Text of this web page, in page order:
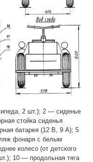
2 шт.); 2 — сиденье
стойка сиденья
батарея (12 В, 9 А); 5
фонаря с белым
колесо (от детского
10 — продольная тяга